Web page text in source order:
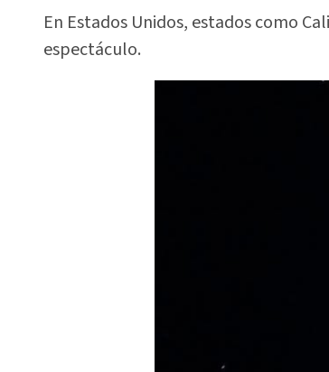
En Estados Unidos, estados como
espectáculo.